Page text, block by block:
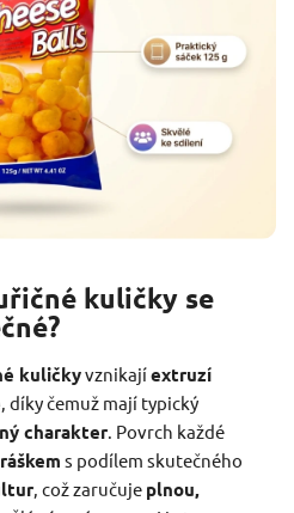
kuličky se
kuličkyvznikajíextruzí
, díky čemuž mají typický
charakter. Povrch každé
s podílem skutečného
, což zaručuje plnou,